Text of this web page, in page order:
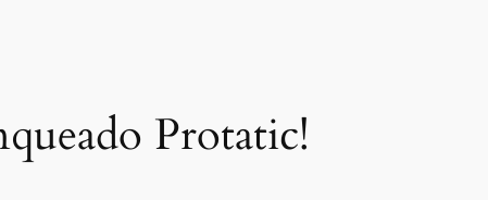
Protatic!